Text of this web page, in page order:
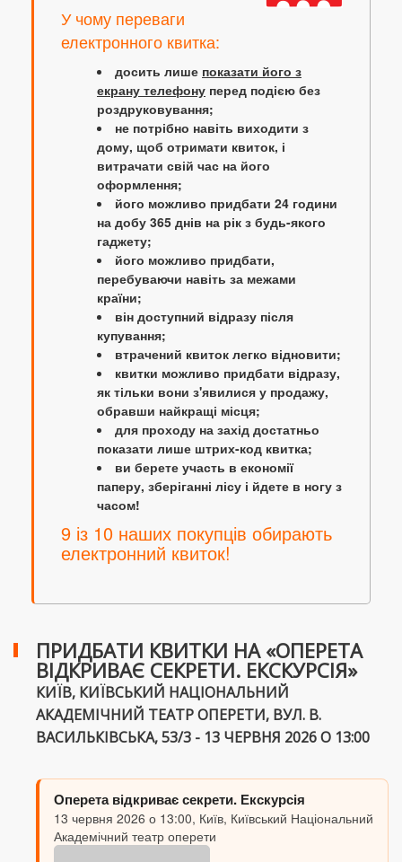
У чому переваги
електронного квитка:
досить лише показати його з
екрану телефону перед подією без
роздруковування;
не потрібно навіть виходити з
дому, щоб отримати квиток, і
витрачати свій час на його
оформлення;
його можливо придбати 24 години
на добу 365 днів на рік з будь-якого
гаджету;
його можливо придбати,
перебуваючи навіть за межами
країни;
він доступний відразу після
купування;
втрачений квиток легко відновити;
квитки можливо придбати відразу,
як тільки вони з'явилися у продажу,
обравши найкращі місця;
для проходу на захід достатньо
показати лише штрих-код квитка;
ви берете участь в економії
паперу, зберіганні лісу і йдете в ногу з
часом!
9 із 10 наших покупців обирають
електронний квиток!
ПРИДБАТИ КВИТКИ НА «ОПЕРЕТА
ВІДКРИВАЄ СЕКРЕТИ. ЕКСКУРСІЯ»
КИЇВ, КИЇВСЬКИЙ НАЦІОНАЛЬНИЙ
АКАДЕМІЧНИЙ ТЕАТР ОПЕРЕТИ, ВУЛ. В.
ВАСИЛЬКІВСЬКА, 53/3 - 13 ЧЕРВНЯ 2026 О 13:00
Оперета відкриває секрети. Екскурсія
13 червня 2026 о 13:00, Київ, Київський Національний
Академічний театр оперети